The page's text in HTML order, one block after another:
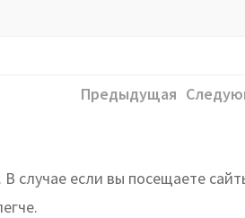
Предыдущая
случае если вы посещаете